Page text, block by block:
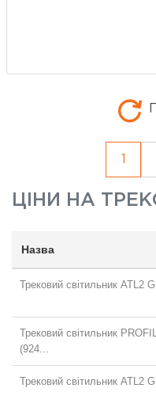
ЦІНИ НА
Назва
Трековий світильник ATL2
Трековий світильник
(924...
Трековий світильник ATL2